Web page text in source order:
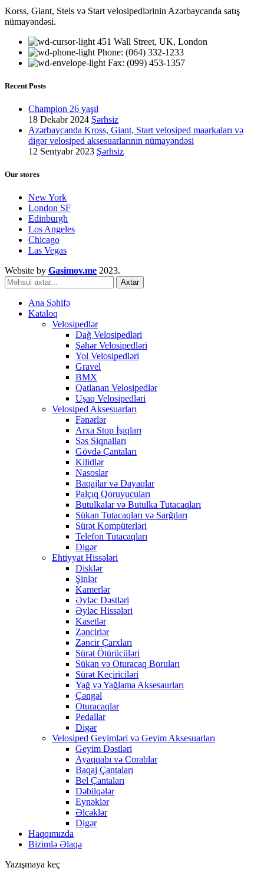
Korss, Giant, Stels və Start velosipedlərinin Azərbaycanda satış
nümayəndəsi.
451 Wall Street, UK, London
Phone: (064) 332-1233
Fax: (099) 453-1357
Recent Posts
Champion 26 yaşıl
18 Dekabr 2024 Şərhsiz
Azərbaycanda Kross, Giant, Start velosiped maarkaları və
digər velosiped aksesuarlarının nümayəndəsi
12 Sentyabr 2023 Şərhsiz
Our stores
New York
London SF
Edinburgh
Los Angeles
Chicago
Las Vegas
Website by Gasimov.me 2023.
Axtar
Ana Səhifə
Kataloq
Velosipedlər
Dağ Velosipedləri
Şəhər Velosipedləri
Yol Velosipedləri
Gravel
BMX
Qatlanan Velosipedlər
Uşaq Velosipedləri
Velosiped Aksesuarları
Fənərlər
Arxa Stop İşıqları
Səs Siqnalları
Gövdə Çantaları
Kilidlər
Nasoslar
Baqajlar və Dayaqlar
Palçıq Qoruyucuları
Butulkalar və Butulka Tutacaqları
Sükan Tutacaqları və Sarğıları
Sürət Kompüterləri
Telefon Tutacaqları
Digər
Ehtiyyat Hissələri
Disklər
Şinlər
Kamerlər
Əyləc Dəstləri
Əyləc Hissələri
Kasetlər
Zəncirlər
Zəncir Çarxları
Sürət Ötürücüləri
Sükan və Oturacaq Boruları
Sürət Keçiriciləri
Yağ və Yağlama Aksesaurları
Çəngəl
Oturacaqlar
Pedallar
Digər
Velosiped Geyimləri və Geyim Aksesuarları
Geyim Dəstləri
Ayaqqabı və Corablar
Baqaj Çantaları
Bel Çantaları
Dəbilqələr
Eynəklər
Əlcəklər
Digər
Haqqımızda
Bizimlə Əlaqə
Yazışmaya keç